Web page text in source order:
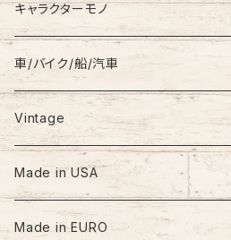
キャラクターモノ
車/バイク/船/汽車
Vintage
60s-70s
80s
Made in USA
Made in EURO